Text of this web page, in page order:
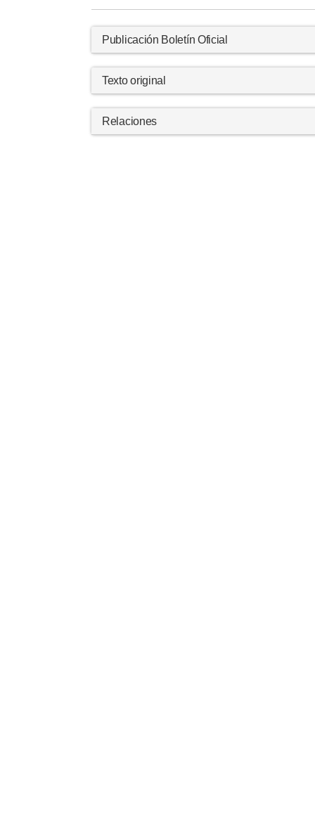
Publicación Boletín Oficial
Texto original
Relaciones